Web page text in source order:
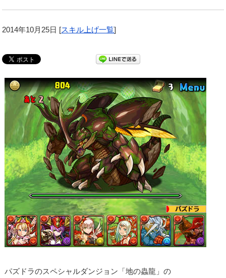
2014年10月25日 [スキル上げ一覧]
パズドラのスペシャルダンジョン「地の蟲龍」の